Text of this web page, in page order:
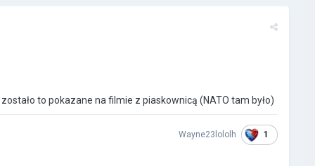
to pokazane na filmie z piaskownicą (NATO tam było)
Wayne23lololh 1